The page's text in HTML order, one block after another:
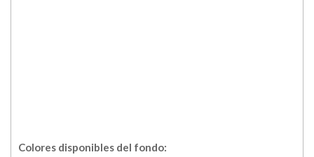
Colores disponibles del fondo: